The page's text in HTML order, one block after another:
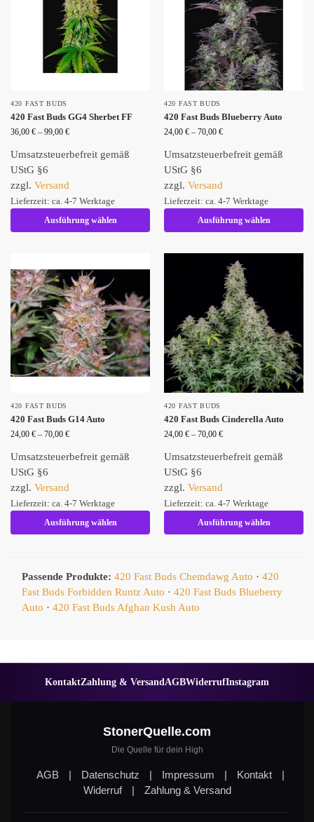
420 FAST BUDS
420 Fast Buds GG4 Sherbet FF
36,00 € – 99,00 €
Umsatzsteuerbefreit gemäß
UStG §6
zzgl. Versand
Lieferzeit: ca. 4-7 Werktage
Ausführung wählen
420 FAST BUDS
420 Fast Buds Blueberry Auto
24,00 € – 70,00 €
Umsatzsteuerbefreit gemäß
UStG §6
zzgl. Versand
Lieferzeit: ca. 4-7 Werktage
Ausführung wählen
420 FAST BUDS
420 Fast Buds G14 Auto
24,00 € – 70,00 €
Umsatzsteuerbefreit gemäß
UStG §6
zzgl. Versand
Lieferzeit: ca. 4-7 Werktage
Ausführung wählen
420 FAST BUDS
420 Fast Buds Cinderella Auto
24,00 € – 70,00 €
Umsatzsteuerbefreit gemäß
UStG §6
zzgl. Versand
Lieferzeit: ca. 4-7 Werktage
Ausführung wählen
Passende Produkte: 420 Fast Buds Chemdawg Auto · 420
Fast Buds Forbidden Runtz Auto · 420 Fast Buds Blueberry
Auto · 420 Fast Buds Afghan Kush Auto
KontaktZahlung & VersandAGBWiderrufInstagram
StonerQuelle.com
Die Quelle für dein High
AGB | Datenschutz | Impressum | Kontakt
|
Widerruf
| Zahlung & Versand